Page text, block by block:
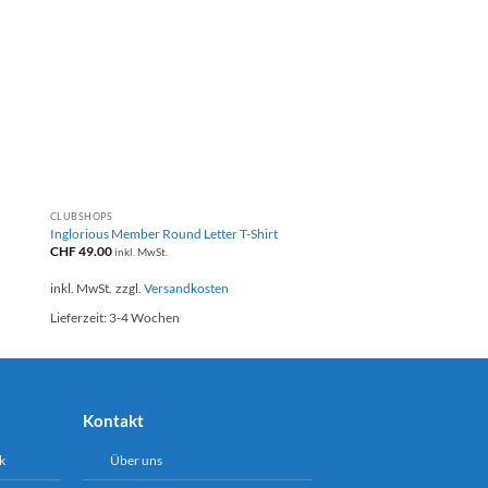
CLUBSHOPS
Inglorious Member Round Letter T-Shirt
CHF49.00inkl. MwSt.
inkl. MwSt. zzgl. Versandkosten
Lieferzeit: 3-4 Wochen
Kontakt
Über uns